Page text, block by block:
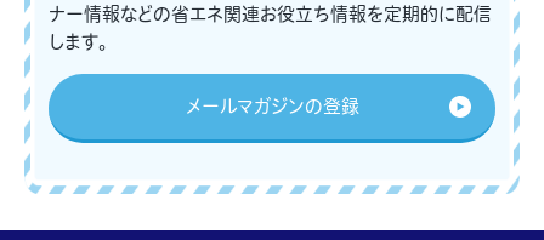
ナー情報などの省エネ関連お役立ち情報を定期的に配信
します。
メールマガジンの登録